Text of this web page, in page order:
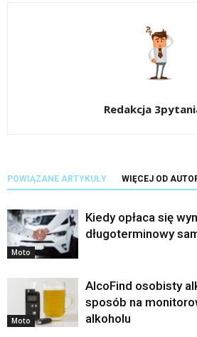
Redakcja
POWIĄZANE ARTYKUŁY WIĘCEJ OD
Moto
Kiedy opłaca się
długoterminowy
Moto
AlcoFind osobisty
sposób na
alkoholu